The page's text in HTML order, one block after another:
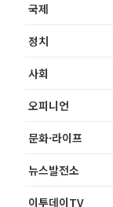
국제
정치
사회
오피니언
문화·라이프
뉴스발전소
이투데이TV